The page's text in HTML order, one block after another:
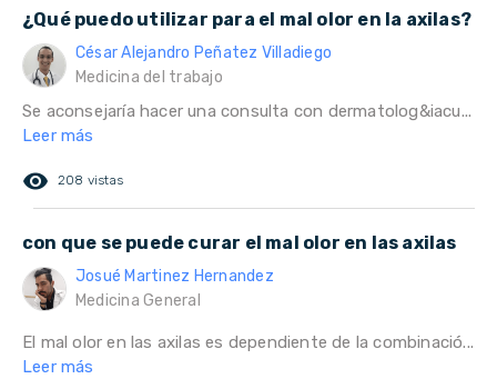
¿Qué puedo utilizar para el mal olor en la axilas?
César Alejandro Peñatez Villadiego
Medicina del trabajo
Se aconsejaría hacer una consulta con dermatolog&iacu...
Leer más
remove_red_eye 208 vistas
con que se puede curar el mal olor en las axilas
Josué Martinez Hernandez
Medicina General
El mal olor en las axilas es dependiente de la combinació...
Leer más